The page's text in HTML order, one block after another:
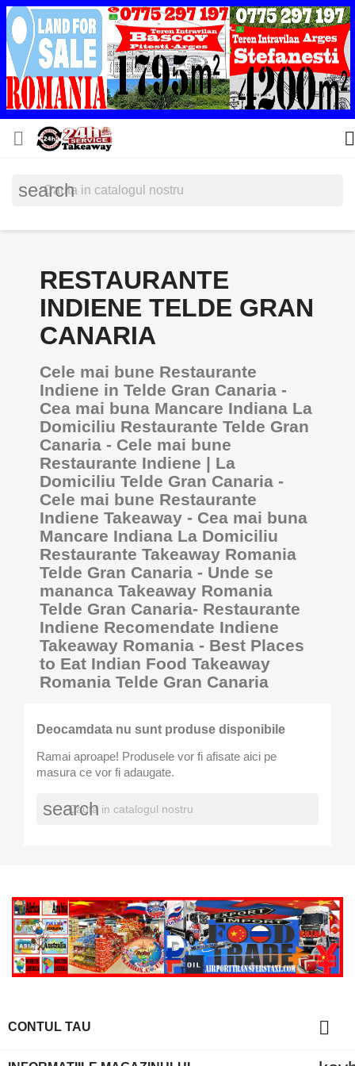
 
search
RESTAURANTE
INDIENE TELDE GRAN
CANARIA
Cele mai bune Restaurante
Indiene in Telde Gran Canaria -
Cea mai buna Mancare Indiana La
Domiciliu Restaurante Telde Gran
Canaria - Cele mai bune
Restaurante Indiene | La
Domiciliu Telde Gran Canaria -
Cele mai bune Restaurante
Indiene Takeaway - Cea mai buna
Mancare Indiana La Domiciliu
Restaurante Takeaway Romania
Telde Gran Canaria - Unde se
mananca Takeaway Romania
Telde Gran Canaria- Restaurante
Indiene Recomendate Indiene
Takeaway Romania - Best Places
to Eat Indian Food Takeaway
Romania Telde Gran Canaria
Deocamdata nu sunt produse disponibile
Ramai aproape! Produsele vor fi afisate aici pe
masura ce vor fi adaugate.
search
CONTUL TAU 